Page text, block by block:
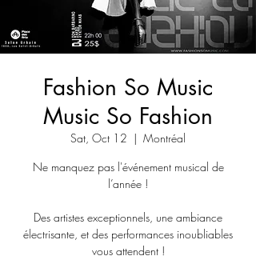
Fashion So Music
Music So Fashion
Sat, Oct 12
  |
Montréal
Ne manquez pas l'événement musical de
l’année !
Des artistes exceptionnels, une ambiance
électrisante, et des performances inoubliables
vous attendent !